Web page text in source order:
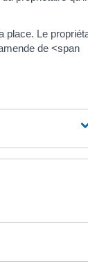
place. Le
de <span